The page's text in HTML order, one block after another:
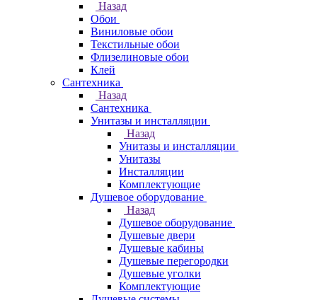
Назад
Обои
Виниловые обои
Текстильные обои
Флизелиновые обои
Клей
Сантехника
Назад
Сантехника
Унитазы и инсталляции
Назад
Унитазы и инсталляции
Унитазы
Инсталляции
Комплектующие
Душевое оборудование
Назад
Душевое оборудование
Душевые двери
Душевые кабины
Душевые перегородки
Душевые уголки
Комплектующие